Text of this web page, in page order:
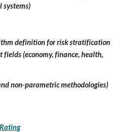
systems)
definition for risk stratification
(economy, finance, health,
non-parametric methodologies)